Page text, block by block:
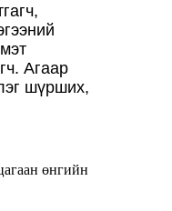
Агаар
шүрших,